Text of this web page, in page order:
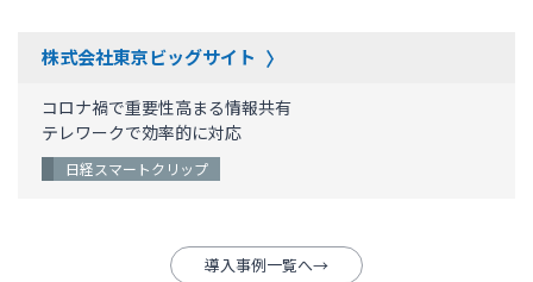
株式会社東京ビッグサイト
コロナ禍で重要性高まる情報共有
テレワークで効率的に対応
日経スマートクリップ
導入事例一覧へ